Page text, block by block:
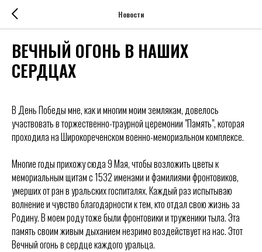
Новости
ВЕЧНЫЙ ОГОНЬ В НАШИХ
СЕРДЦАХ
В День Победы мне, как и многим моим землякам, довелось
участвовать в торжественно-траурной церемонии "Память", которая
проходила на Широкореченском военно-мемориальном комплексе.
Многие годы прихожу сюда 9 Мая, чтобы возложить цветы к
мемориальным щитам с 1532 именами и фамилиями фронтовиков,
умерших от ран в уральских госпиталях. Каждый раз испытываю
волнение и чувство благодарности к тем, кто отдал свою жизнь за
Родину. В моем роду тоже были фронтовики и труженики тыла. Эта
память своим живым дыханием незримо воздействует на нас. Этот
Вечный огонь в сердце каждого уральца.